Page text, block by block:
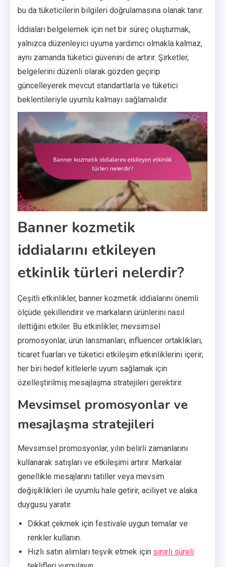
bu da tüketicilerin bilgileri doğrulamasına olanak tanır.
İddiaları belgelemek için net bir süreç oluşturmak,
yalnızca düzenleyici uyuma yardımcı olmakla kalmaz,
aynı zamanda tüketici güvenini de artırır. Şirketler,
belgelerini düzenli olarak gözden geçirip
güncelleyerek mevcut standartlarla ve tüketici
beklentileriyle uyumlu kalmayı sağlamalıdır.
Banner kozmetik
iddialarını etkileyen
etkinlik türleri nelerdir?
Çeşitli etkinlikler, banner kozmetik iddialarını önemli
ölçüde şekillendirir ve markaların ürünlerini nasıl
ilettiğini etkiler. Bu etkinlikler, mevsimsel
promosyonlar, ürün lansmanları, influencer ortaklıkları,
ticaret fuarları ve tüketici etkileşim etkinliklerini içerir;
her biri hedef kitlelerle uyum sağlamak için
özelleştirilmiş mesajlaşma stratejileri gerektirir.
Mevsimsel promosyonlar ve
mesajlaşma stratejileri
Mevsimsel promosyonlar, yılın belirli zamanlarını
kullanarak satışları ve etkileşimi artırır. Markalar
genellikle mesajlarını tatiller veya mevsim
değişiklikleri ile uyumlu hale getirir, aciliyet ve alaka
duygusu yaratır.
Dikkat çekmek için festivale uygun temalar ve
renkler kullanın.
Hızlı satın alımları teşvik etmek için sınırlı süreli